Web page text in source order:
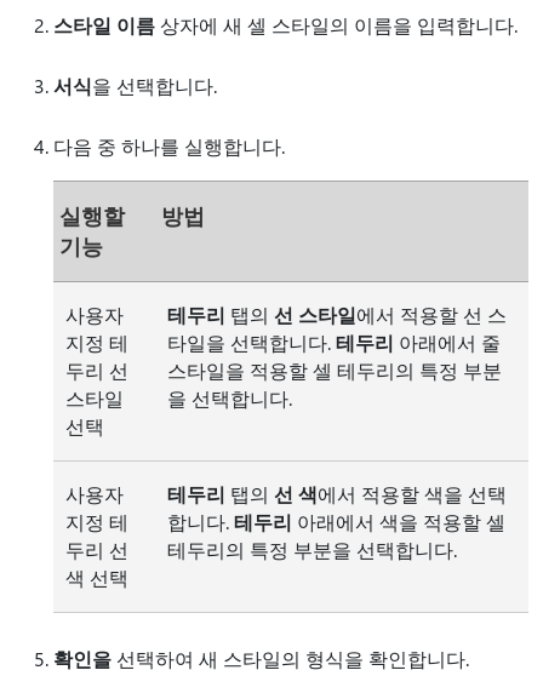
스타일 이름상자에 새 셀 스타일의 이름을 입력합니다.
서식을 선택합니다.
다음 중 하나를 실행합니다.
실행할
기능
방법
사용자
지정 테
두리 선
스타일
선택
테두리 탭의 선 스타일에서 적용할 선 스
타일을 선택합니다.테두리 아래에서 줄
스타일을 적용할 셀 테두리의 특정 부분
을 선택합니다.
사용자
지정 테
두리 선
색 선택
테두리 탭의 선 색에서 적용할 색을 선택
합니다.테두리 아래에서 색을 적용할 셀
테두리의 특정 부분을 선택합니다.
확인을 선택하여 새 스타일의 형식을 확인합니다.